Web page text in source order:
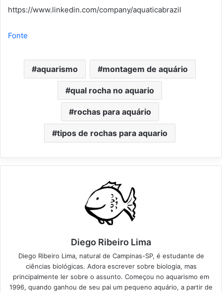
https://www.linkedin.com/company/aquaticabrazil
Fonte
aquarismo montagem de aquário
qual rocha no aquario
rochas para aquário
tipos de rochas para aquario
Diego Ribeiro Lima
Diego Ribeiro Lima, natural de Campinas-SP, é estudante de
ciências biológicas. Adora escrever sobre biologia, mas
principalmente ler sobre o assunto. Começou no aquarismo em
1996, quando ganhou de seu pai um pequeno aquário, a partir de